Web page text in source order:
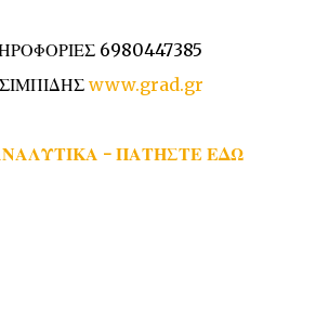
6980447385
www.grad.gr
- ΠΑΤΗΣΤΕ ΕΔΩ